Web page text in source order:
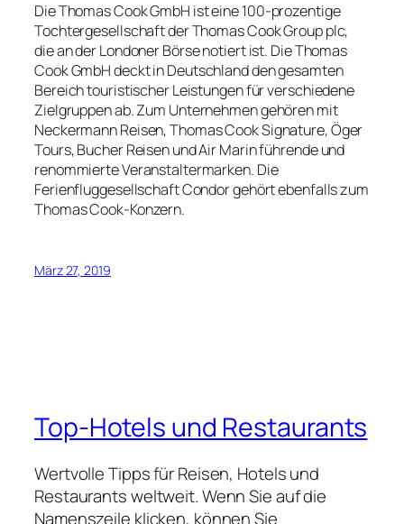
Die Thomas Cook GmbH ist eine 100-prozentige
Tochtergesellschaft der Thomas Cook Group plc,
die an der Londoner Börse notiert ist. Die Thomas
Cook GmbH deckt in Deutschland den gesamten
Bereich touristischer Leistungen für verschiedene
Zielgruppen ab. Zum Unternehmen gehören mit
Neckermann Reisen, Thomas Cook Signature, Öger
Tours, Bucher Reisen und Air Marin führende und
renommierte Veranstaltermarken. Die
Ferienfluggesellschaft Condor gehört ebenfalls zum
Thomas Cook-Konzern.
März 27, 2019
Top-Hotels und Restaurants
Wertvolle Tipps für Reisen, Hotels und
Restaurants weltweit. Wenn Sie auf die
Namenszeile klicken, können Sie